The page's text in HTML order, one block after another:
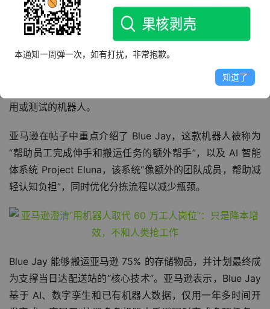
逊内部文件消息称，自动化转型可以让公司在不增加员工的
情况下卖出更多产品。
随后在今天，亚马逊发布了一则关于机器人和配送技术的宣
传，整体基调显得更加乐观。公司不仅展示了可与 AI 连接
的 AR 智能眼镜、司机的 VR 培训，还展示了 10 款正在使
用或测试的机器人。
亚马逊在帖子中重点介绍了 Blue Jay，这款机器人被称为
“帮助员工完成伸手和搬运任务的额外帮手”，以及 AI 智能
体系统 Project Eluna，该系统“像额外的团队成员，帮助减
轻认知负担”，同时优化分拣流程以减少瓶颈。
Blue Jay 能够搬运亚马逊 75% 的存储物品，并计划最终成
为支撑当日达配送站的“核心技术”。亚马逊表示，Blue Jay
基于 AI、数字孪生和已有机器人数据，仅用一年多时间开
本通知一周弹一次，如有打扰，非常抱歉。
知道了